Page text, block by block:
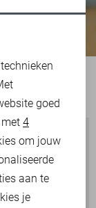
goed
4
om jouw
aan te
je